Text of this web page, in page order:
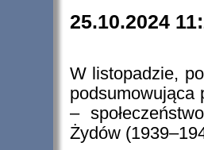
25.10.2024
W listopadzie,
podsumowująca
–
Żydów